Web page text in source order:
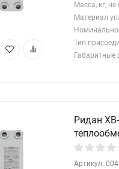
Масса, кг, не
Материал
Тип
Ридан
Артикул: